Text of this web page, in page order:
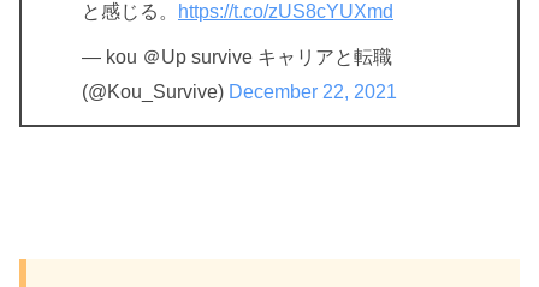
と感じる。
https://t.co/zUS8cYUXmd
— kou ＠Up survive キャリアと転職
(@Kou_Survive) December 22, 2021